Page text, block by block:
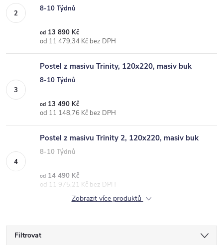
8-10 Týdnů
od 13 890 Kč
od 11 479,34 Kč bez DPH
Postel z masivu Trinity, 120x220, masiv buk
8-10 Týdnů
od 13 490 Kč
od 11 148,76 Kč bez DPH
Postel z masivu Trinity 2, 120x220, masiv buk
8-10 Týdnů
od 14 490 Kč
od 11 975,21 Kč bez DPH
Zobrazit více produktů
Filtrovat